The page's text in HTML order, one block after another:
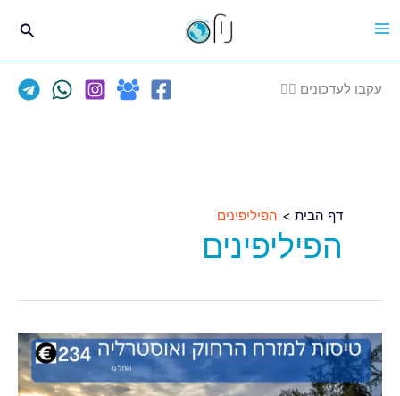
לתוכן
עקבו לעדכונים 👈🏽
דף הבית הפיליפינים
הפיליפינים
טיסות
מאתונה
ליעדים